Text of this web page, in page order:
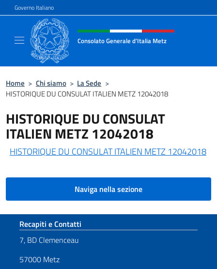
Salta al contenuto
Governo Italiano
Intestazione sito, social e menù
Consolato Generale d'Italia Metz
Home > Chi siamo > La Sede >
HISTORIQUE DU CONSULAT ITALIEN METZ 12042018
HISTORIQUE DU CONSULAT
ITALIEN METZ 12042018
HISTORIQUE DU CONSULAT ITALIEN METZ 12042018
Naviga nella sezione
Sezione footer
Recapiti e Contatti
7, BD Clemenceau
57000 Metz